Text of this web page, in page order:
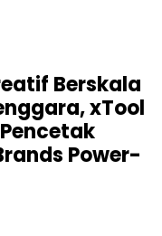
Berskala
xTool
Power-